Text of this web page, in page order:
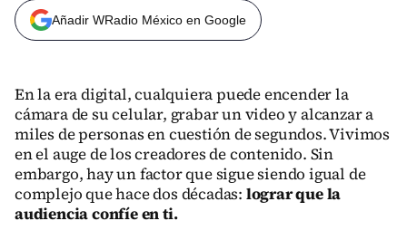
Añadir WRadio México en Google
En la era digital, cualquiera puede encender la
cámara de su celular, grabar un video y alcanzar a
miles de personas en cuestión de segundos. Vivimos
en el auge de los creadores de contenido. Sin
embargo, hay un factor que sigue siendo igual de
complejo que hace dos décadas: lograr que la
audiencia confíe en ti.